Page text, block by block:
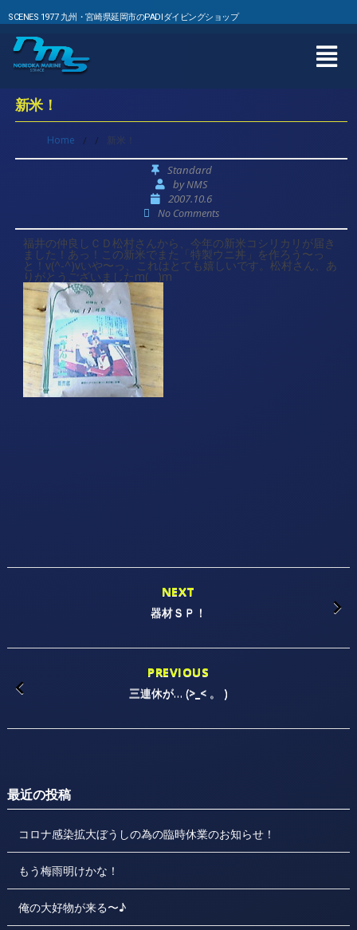
SCENES 1977 九州・宮崎県延岡市のPADIダイビングショップ
新米！
Home / / 新米！
Standard
byNMS
2007.10.6
No Comments
福井の仲良しＣＤ松村さんから、今年の新米コシリカリが届き
ました！あっ！この新米でまた「特製ウニ丼」を作ろう〜っ
と！v(^-^)vいや〜っ、これはとても嬉しいです。松村さん、あ
りがとうございましたm(__)m
NEXT
器材ＳＰ！
PREVIOUS
三連休が… (>_< 。 )
最近の投稿
コロナ感染拡大ぼうしの為の臨時休業のお知らせ！
もう梅雨明けかな！
俺の大好物が来る〜♪